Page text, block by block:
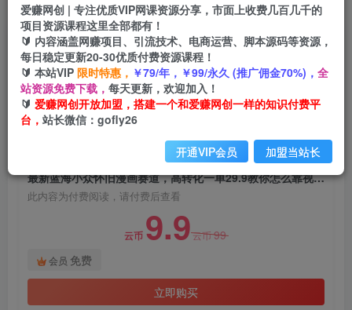
首页 创业课程 VIP免费 正文
最新蓝海小众怀旧漫画赛道，高转化一单29.9教你
怎么靠视频平台引流变现
爱赚网创
2年前发布
关注 私信
最新蓝海小众怀旧漫画赛道，高转化一单29.9教你怎么靠视频平台引流变现
此内容为付费阅读，请付费后查看
云币 9.9云币99
会员 免费
立即购买
爱赚网创 | 专注优质VIP网课资源分享，市面上收费几百几千的
项目资源课程这里全部都有！
🔰 内容涵盖网赚项目、引流技术、电商运营、脚本源码等资源，
每日稳定更新20-30优质付费资源课程！
🔰 本站VIP 限时特惠， ￥79/年，￥99/永久 (推广佣金70%)， 全
站资源免费下载， 每天更新，欢迎加入！
🔰 爱赚网创开放加盟，搭建一个和爱赚网创一样的知识付费平
台， 站长微信：gofly26
开通VIP会员 加盟当站长